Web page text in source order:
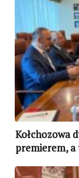
Kołchozowa
premierem,